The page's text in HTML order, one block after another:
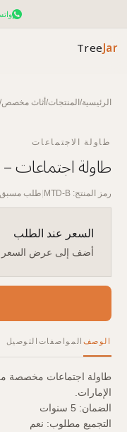
TreeJar
الرئيسية/ المنتجات/ أثاث مخصص/
طاولة الاجتماعات
طاولة اجتماعات – MTD-B
رمز المنتج: MTD-B طلب مسبق
السعر عند الطلب
أضف إلى عرض السعر
الوصف المواصفات التوصيل
الإمارات.
الضمان: 5 سنوات
التجميع مطلوب: نعم
الوصول إلى الأسعار